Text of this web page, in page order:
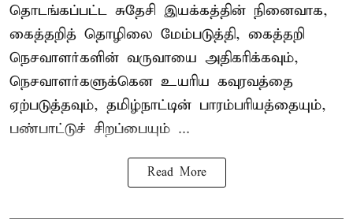
தொடங்கப்பட்ட சுதேசி இயக்கத்தின் நினைவாக,
கைத்தறித் தொழிலை மேம்படுத்தி, கைத்தறி
நெசவாளர்களின் வருவாயை அதிகரிக்கவும்,
நெசவாளர்களுக்கென உயரிய கவுரவத்தை
ஏற்படுத்தவும், தமிழ்நாட்டின் பாரம்பரியத்தையும்,
பண்பாட்டுச் சிறப்பையும் ...
Read More